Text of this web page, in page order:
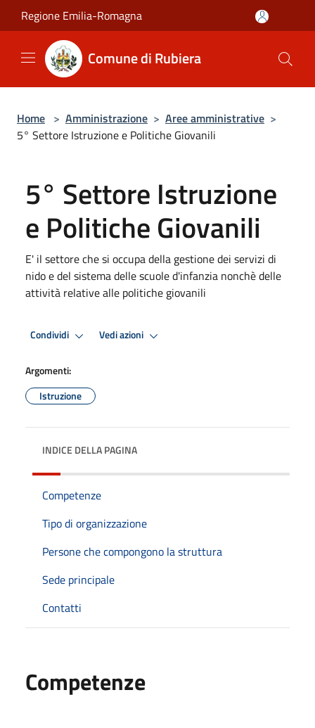
Salta al contenuto principale
Regione Emilia-Romagna
Comune di Rubiera
Home > Amministrazione > Aree amministrative >
5° Settore Istruzione e Politiche Giovanili
5° Settore Istruzione
e Politiche Giovanili
E' il settore che si occupa della gestione dei servizi di
nido e del sistema delle scuole d'infanzia nonchè delle
attività relative alle politiche giovanili
Condividi Vedi azioni
Argomenti:
Istruzione
INDICE DELLA PAGINA
Competenze
Tipo di organizzazione
Persone che compongono la struttura
Sede principale
Contatti
Competenze